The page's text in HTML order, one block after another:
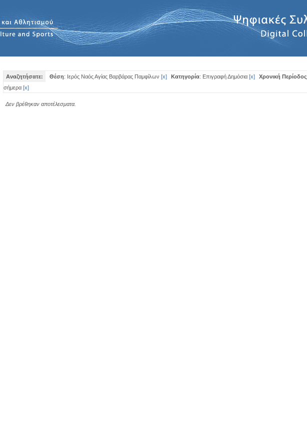
Αναζητήσατε: Θέση: Ιερός Ναός Αγίας Βαρβάρας Παμφίλων [x] Κατηγορία: Επιγραφή Δημόσια [x] Χρονική Περίοδος
σήμερα [x]
Δεν βρέθηκαν αποτέλεσματα.